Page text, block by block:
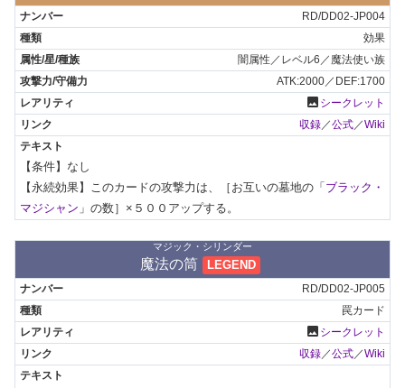
RD/DD02-JP004
効果
闇属性／レベル6／魔法使い族
ATK:2000／DEF:1700
photo シークレット
収録／公式／Wiki
【条件】なし
【永続効果】このカードの攻撃力は、［お互いの墓地の「 ブラック・
マジシャン 」の数］×５００アップする。
マジック・シリンダー
魔法の筒 LEGEND
RD/DD02-JP005
罠カード
photo シークレット
収録／公式／Wiki